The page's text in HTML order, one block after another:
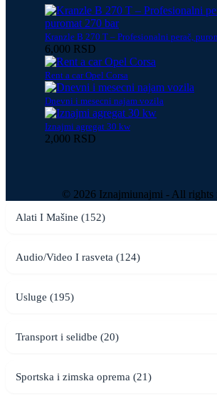
Kranzle B 270 T – Profesionalni perač,
6,000 RSD
Rent a car Opel Corsa
Dnevni i mesecni najam vozila
Iznajmi agregat 30 kw
2,000 RSD
© 2026 Iznajmiunajmi - All rights
Alati I Mašine (152)
Audio/Video I rasveta (124)
Usluge (195)
Transport i selidbe (20)
Sportska i zimska oprema (21)